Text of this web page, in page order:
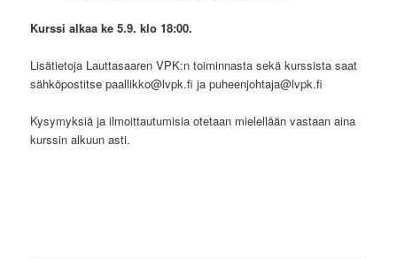
Kurssi alkaa ke 5.9. klo 18:00.
Lisätietoja Lauttasaaren VPK:n toiminnasta sekä kurssista saat
sähköpostitse paallikko@lvpk.fi ja puheenjohtaja@lvpk.fi
Kysymyksiä ja ilmoittautumisia otetaan mielellään vastaan aina
kurssin alkuun asti.